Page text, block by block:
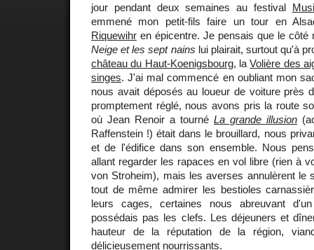
jour pendant deux semaines au festival
emmené mon petit-fils faire un tour en
Riquewihr en épicentre. Je pensais que le
Neige et les sept nains lui plairait, surtout qu'à
château du Haut-Koenigsbourg, laVolière des
singes. J'ai mal commencé en oubliant mon
nous avait déposés au loueur de voiture près
promptement réglé, nous avons pris la route
où Jean Renoir a tourné La grande illusion
Raffenstein !) était dans le brouillard, nous
et de l'édifice dans son ensemble. Nous
allant regarder les rapaces en vol libre (rien à
von Stroheim), mais les averses annulèrent le
tout de même admirer les bestioles
leurs cages, certaines nous abreuvant
possédais pas les clefs. Les déjeuners et
hauteur de la réputation de la région,
délicieusement nourrissants.